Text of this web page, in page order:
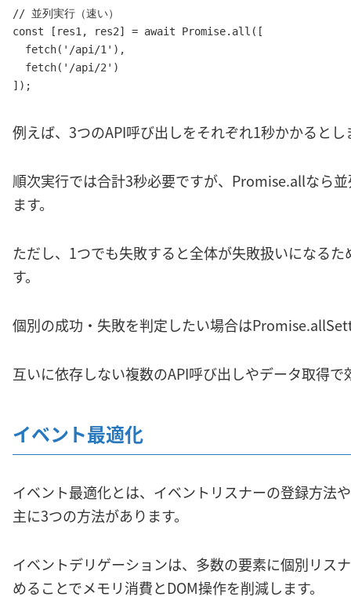
// 並列実行（速い）
const [res1, res2] = await Promise.all([
  fetch('/api/1'),
  fetch('/api/2')
]);
例えば、3つのAPI呼び出しをそれぞれ1秒かかるとし
順次実行では合計3秒必要ですが、Promise.allなら
ます。
ただし、1つでも失敗すると全体が失敗扱いになる
す。
個別の成功・失敗を判定したい場合は
互いに依存しない複数のAPI呼び出しやデータ取得で
イベント最適化
イベント最適化とは、イベントリスナーの登録方法
主に3つの方法があります。
イベントデリゲーションは、多数の要素に個別リス
めることでメモリ消費とDOM操作を削減します。